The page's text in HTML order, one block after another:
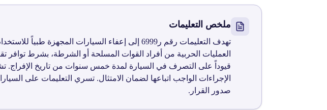
ملخص التعليمات
تهدف التعليمات رقم ر6999 إلى إعفاء السيارات
العمليات الحربية من أفراد القوات المسلحة أو الشرطة، بشرط
قيوداً على التصرف في السيارة لمدة خمس سنوات من تاريخ الإفراج.
الإجراءات الواجب اتباعها لضمان الامتثال. تسري التعليمات على
صدور القرار.